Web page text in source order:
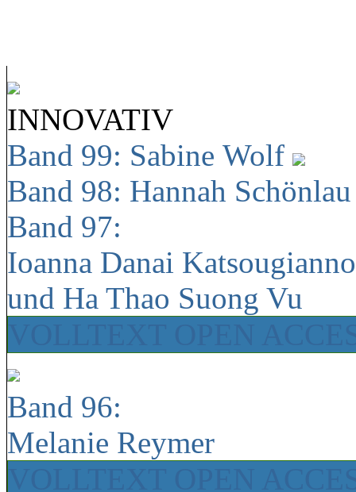
INNOVATIV
Band 99: Sabine Wolf
Band 98: Hannah
Band 97:
Ioanna Danai
und Ha Thao Suong Vu
Band 96:
Melanie Reymer